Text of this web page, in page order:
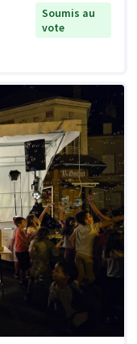
Soumis au
vote